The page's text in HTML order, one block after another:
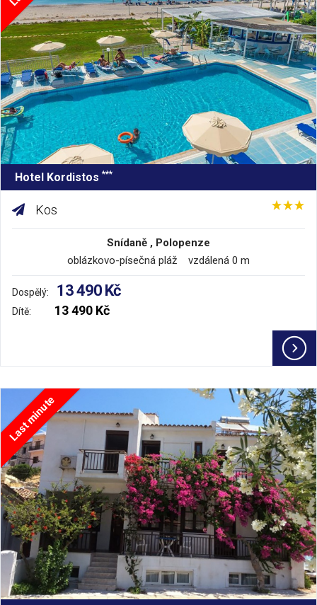
Hotel Kordistos ***
Kos
Snídaně , Polopenze
oblázkovo-písečná pláž vzdálená 0 m
Dospělý: 13 490 Kč
Dítě: 13 490 Kč
Last minute